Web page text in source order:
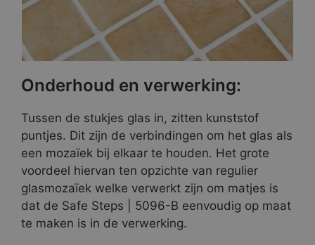
Onderhoud en verwerking:
Tussen de stukjes glas in, zitten kunststof
puntjes. Dit zijn de verbindingen om het glas als
een mozaïek bij elkaar te houden. Het grote
voordeel hiervan ten opzichte van regulier
glasmozaïek welke verwerkt zijn om matjes is
dat de Safe Steps | 5096-B eenvoudig op maat
te maken is in de verwerking.